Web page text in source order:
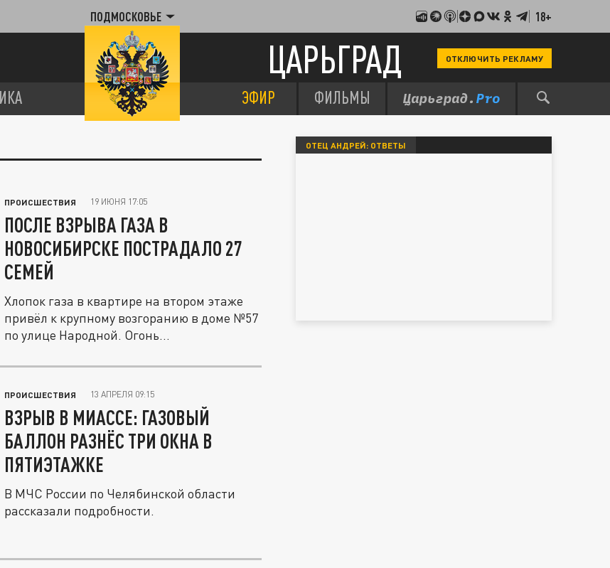
ПОДМОСКОВЬЕ 18+
ЦАРЬГРАД ОТКЛЮЧИТЬ РЕКЛАМУ
ЭФИР ФИЛЬМЫ
ПРОИСШЕСТВИЯ 19 ИЮНЯ 17:05
ПОСЛЕ ВЗРЫВА ГАЗА В
НОВОСИБИРСКЕ ПОСТРАДАЛО 27
СЕМЕЙ
Хлопок газа в квартире на втором этаже
привёл к крупному возгоранию в доме №57
по улице Народной. Огонь...
ПРОИСШЕСТВИЯ 13 АПРЕЛЯ 09:15
ВЗРЫВ В МИАССЕ: ГАЗОВЫЙ
БАЛЛОН РАЗНЁС ТРИ ОКНА В
ПЯТИЭТАЖКЕ
В МЧС России по Челябинской области
рассказали подробности.
ОТЕЦ АНДРЕЙ: ОТВЕТЫ